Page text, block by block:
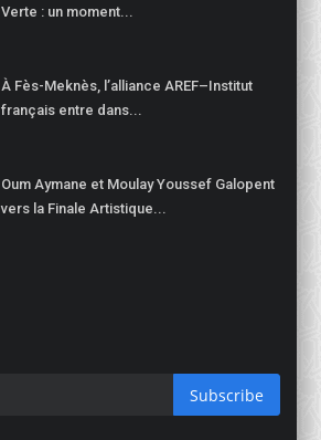
Verte : un moment...
À Fès-Meknès, l’alliance AREF–Institut
français entre dans...
Oum Aymane et Moulay Youssef Galopent
vers la Finale Artistique...
Subscribe